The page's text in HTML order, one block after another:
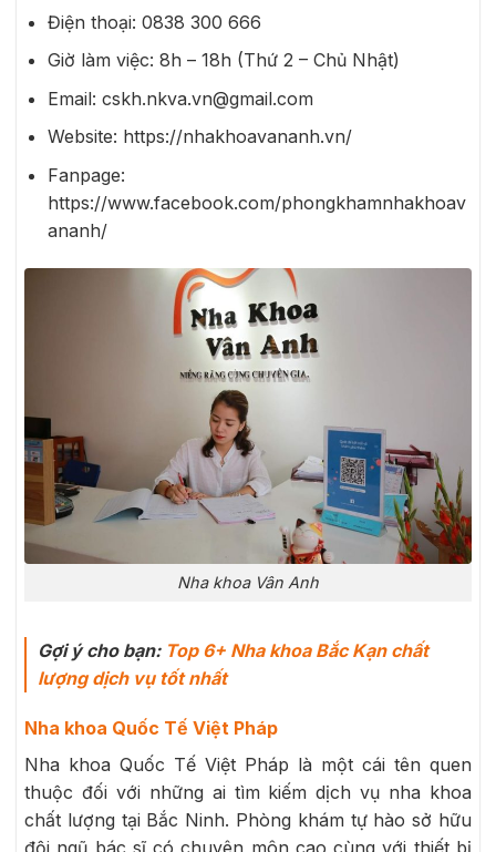
Điện thoại: 0838 300 666
Giờ làm việc: 8h – 18h (Thứ 2 – Chủ Nhật)
Email: cskh.nkva.vn@gmail.com
Website: https://nhakhoavananh.vn/
Fanpage:
https://www.facebook.com/phongkhamnhakhoav
ananh/
Nha khoa Vân Anh
Gợi ý cho bạn: Top 6+ Nha khoa Bắc Kạn chất
lượng dịch vụ tốt nhất
Nha khoa Quốc Tế Việt Pháp
Nha khoa Quốc Tế Việt Pháp là một cái tên quen
thuộc đối với những ai tìm kiếm dịch vụ nha khoa
chất lượng tại Bắc Ninh. Phòng khám tự hào sở hữu